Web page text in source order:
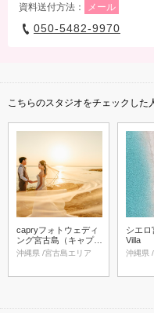
資料送付方法：
メール
050-5482-9970
こちらのスタジオをチェックした
capryフォトウェディ
ング宮古島（キャプリ
ィフォトウェディング
沖縄県 /宮古島エリア
シエロ
Villa